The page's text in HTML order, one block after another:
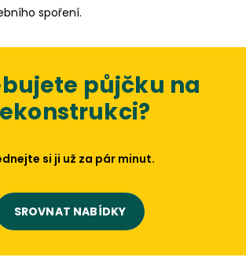
spoření.
půjčku na
si ji už za pár minut.
SROVNAT NABÍDKY